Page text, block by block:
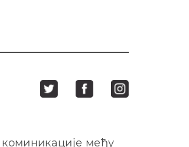
међу